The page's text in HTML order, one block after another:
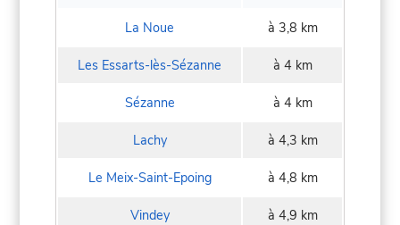
La Noue à 3,8 km
Les Essarts-lès-Sézanne à 4 km
Sézanne à 4 km
Lachy à 4,3 km
Le Meix-Saint-Epoing à 4,8 km
Vindey à 4,9 km